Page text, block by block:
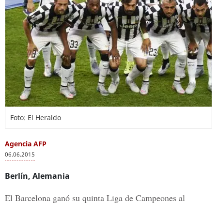
Foto: El Heraldo
Agencia AFP
06.06.2015
Berlín, Alemania
El Barcelona ganó su quinta Liga de Campeones al